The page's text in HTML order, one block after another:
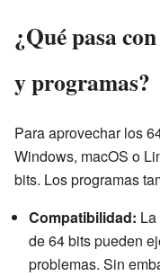
¿Qué pasa
y programas?
Para aprovechar los
Windows, macOS o
bits. Los programas
Compatibilidad:
de 64 bits pueden
problemas. Sin